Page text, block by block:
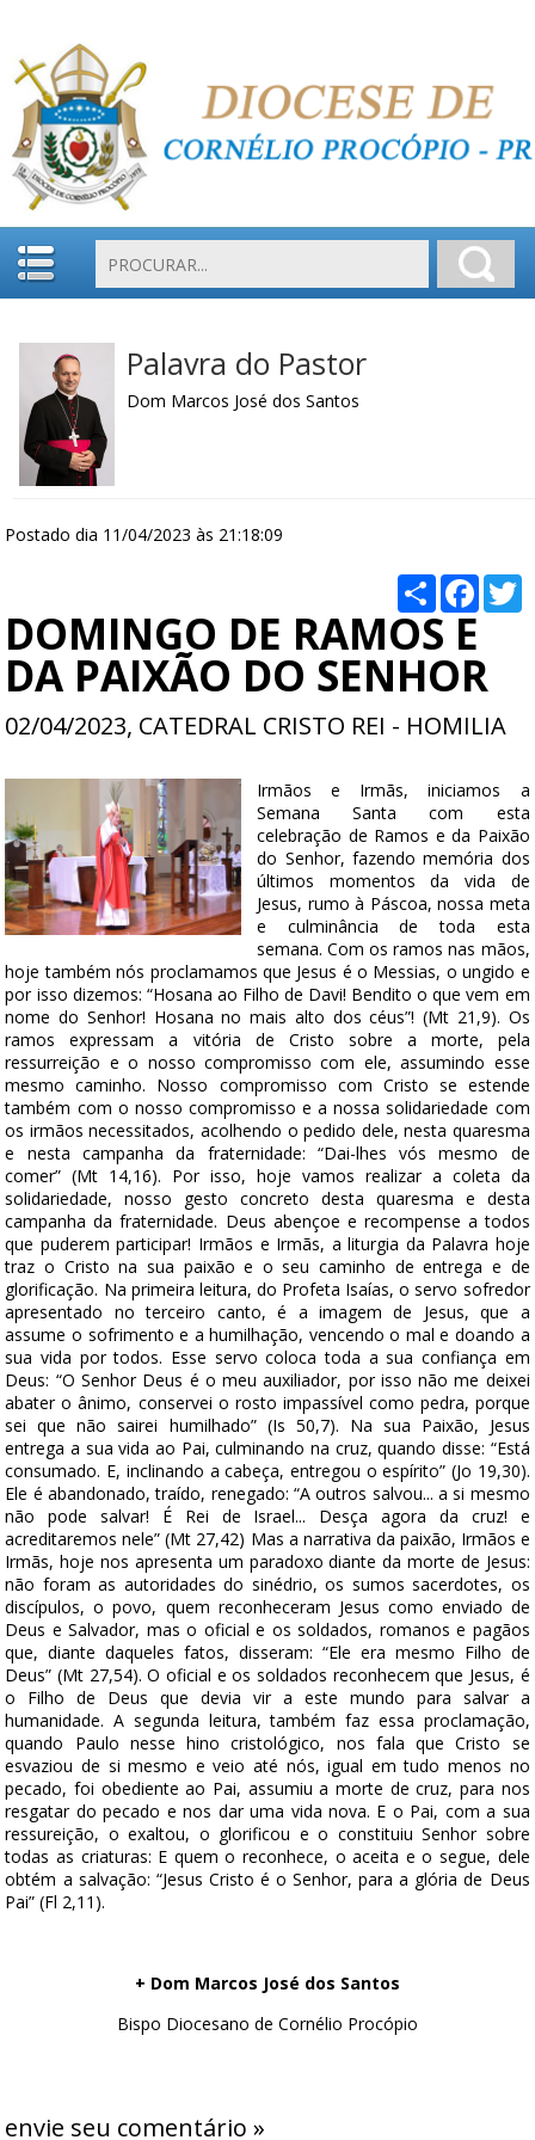
Palavra do Pastor
Dom Marcos José dos Santos
Postado dia 11/04/2023 às 21:18:09
DOMINGO DE RAMOS E
DA PAIXÃO DO SENHOR
02/04/2023, CATEDRAL CRISTO REI - HOMILIA
Irmãos e Irmãs, iniciamos a
Semana Santa com esta
celebração de Ramos e da Paixão
do Senhor, fazendo memória dos
últimos momentos da vida de
Jesus, rumo à Páscoa, nossa meta
e culminância de toda esta
semana. Com os ramos nas mãos,
hoje também nós proclamamos que Jesus é o Messias, o ungido e
por isso dizemos: “Hosana ao Filho de Davi! Bendito o que vem em
nome do Senhor! Hosana no mais alto dos céus”! (Mt 21,9). Os
ramos expressam a vitória de Cristo sobre a morte, pela
ressurreição e o nosso compromisso com ele, assumindo esse
mesmo caminho. Nosso compromisso com Cristo se estende
também com o nosso compromisso e a nossa solidariedade com
os irmãos necessitados, acolhendo o pedido dele, nesta quaresma
e nesta campanha da fraternidade: “Dai-lhes vós mesmo de
comer” (Mt 14,16). Por isso, hoje vamos realizar a coleta da
solidariedade, nosso gesto concreto desta quaresma e desta
campanha da fraternidade. Deus abençoe e recompense a todos
que puderem participar! Irmãos e Irmãs, a liturgia da Palavra hoje
traz o Cristo na sua paixão e o seu caminho de entrega e de
glorificação. Na primeira leitura, do Profeta Isaías, o servo sofredor
apresentado no terceiro canto, é a imagem de Jesus, que a
assume o sofrimento e a humilhação, vencendo o mal e doando a
sua vida por todos. Esse servo coloca toda a sua confiança em
Deus: “O Senhor Deus é o meu auxiliador, por isso não me deixei
abater o ânimo, conservei o rosto impassível como pedra, porque
sei que não sairei humilhado” (Is 50,7). Na sua Paixão, Jesus
entrega a sua vida ao Pai, culminando na cruz, quando disse: “Está
consumado. E, inclinando a cabeça, entregou o espírito” (Jo 19,30).
Ele é abandonado, traído, renegado: “A outros salvou... a si mesmo
não pode salvar! É Rei de Israel... Desça agora da cruz! e
acreditaremos nele” (Mt 27,42) Mas a narrativa da paixão, Irmãos e
Irmãs, hoje nos apresenta um paradoxo diante da morte de Jesus:
não foram as autoridades do sinédrio, os sumos sacerdotes, os
discípulos, o povo, quem reconheceram Jesus como enviado de
Deus e Salvador, mas o oficial e os soldados, romanos e pagãos
que, diante daqueles fatos, disseram: “Ele era mesmo Filho de
Deus” (Mt 27,54). O oficial e os soldados reconhecem que Jesus, é
o Filho de Deus que devia vir a este mundo para salvar a
humanidade. A segunda leitura, também faz essa proclamação,
quando Paulo nesse hino cristológico, nos fala que Cristo se
esvaziou de si mesmo e veio até nós, igual em tudo menos no
pecado, foi obediente ao Pai, assumiu a morte de cruz, para nos
resgatar do pecado e nos dar uma vida nova. E o Pai, com a sua
ressureição, o exaltou, o glorificou e o constituiu Senhor sobre
todas as criaturas: E quem o reconhece, o aceita e o segue, dele
obtém a salvação: “Jesus Cristo é o Senhor, para a glória de Deus
Pai” (Fl 2,11).
+ Dom Marcos José dos Santos
Bispo Diocesano de Cornélio Procópio
envie seu comentário »